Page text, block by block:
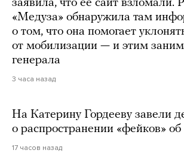
заявила, что ее сайт взломали.
«Медуза» обнаружила там
о том, что она помогает
от мобилизации — и этим
генерала
3 часа назад
На Катерину Гордееву завели
о распространении «фейков»
17 часов назад